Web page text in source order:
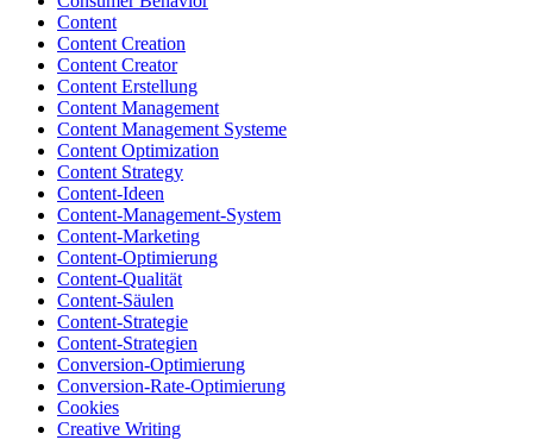
Content
Content Creation
Content Creator
Content Erstellung
Content Management
Content Management Systeme
Content Optimization
Content Strategy
Content-Ideen
Content-Management-System
Content-Marketing
Content-Optimierung
Content-Qualität
Content-Säulen
Content-Strategie
Content-Strategien
Conversion-Optimierung
Conversion-Rate-Optimierung
Cookies
Creative Writing